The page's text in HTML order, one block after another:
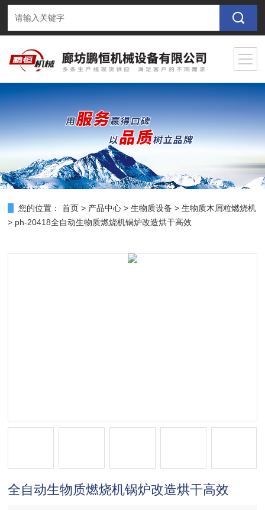
您的位置： 首页 > 产品中心 >生物质设备 >生物质木屑粒燃烧机
> ph-20418全自动生物质燃烧机锅炉改造烘干高效
全自动生物质燃烧机锅炉改造烘干高效